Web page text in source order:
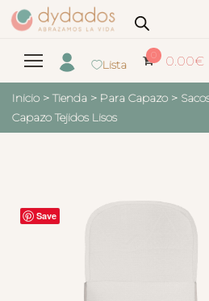
Lista
0 0.00€
Inicio > Tienda > Para Capazo >
Capazo Tejidos Lisos
Save